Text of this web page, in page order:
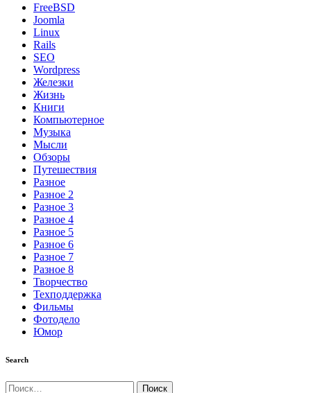
FreeBSD
Joomla
Linux
Rails
SEO
Wordpress
Железки
Жизнь
Книги
Компьютерное
Музыка
Мысли
Обзоры
Путешествия
Разное
Разное 2
Разное 3
Разное 4
Разное 5
Разное 6
Разное 7
Разное 8
Творчество
Техподдержка
Фильмы
Фотодело
Юмор
Search
Найти: